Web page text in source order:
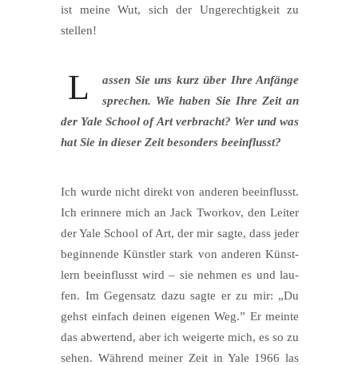
ist mei­ne Wut, sich der Unge­rech­tig­keit zu
stellen!
L
assen Sie uns kurz über Ihre Anfän­ge
spre­chen. Wie haben Sie Ihre Zeit an
der Yale School of Art ver­bracht? Wer und was
hat Sie in die­ser Zeit beson­ders beeinflusst?
Ich wur­de nicht direkt von ande­ren beein­flusst.
Ich erin­ne­re mich an Jack Twor­kov, den Lei­ter
der Yale School of Art, der mir sag­te, dass jeder
begin­nen­de Künst­ler stark von ande­ren Künst­
lern beein­flusst wird – sie neh­men es und lau­
fen. Im Gegen­satz dazu sag­te er zu mir: „Du
gehst ein­fach dei­nen eige­nen Weg.” Er mein­te
das abwer­tend, aber ich wei­ger­te mich, es so zu
sehen. Wäh­rend mei­ner Zeit in Yale 1966 las